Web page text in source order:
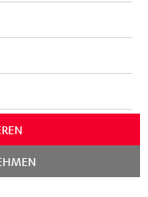
enthalten. Etwaige
inbegriffen.